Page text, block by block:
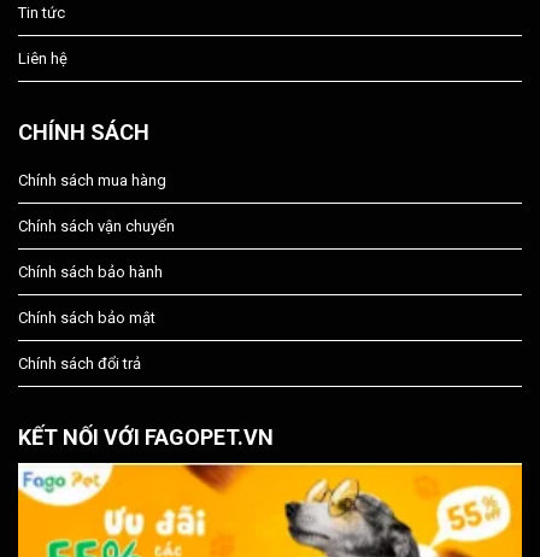
Tin tức
Liên hệ
CHÍNH SÁCH
Chính sách mua hàng
Chính sách vận chuyển
Chính sách bảo hành
Chính sách bảo mật
Chính sách đổi trả
KẾT NỐI VỚI FAGOPET.VN